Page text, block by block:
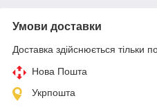
Умови доставки
Доставка здійснюється тільки
Нова Пошта
Укрпошта